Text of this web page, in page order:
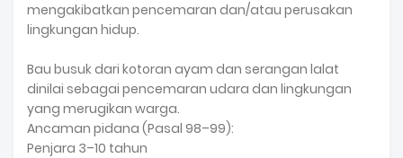
mengakibatkan pencemaran dan/atau perusakan
lingkungan hidup.
Bau busuk dari kotoran ayam dan serangan lalat
dinilai sebagai pencemaran udara dan lingkungan
yang merugikan warga.
Ancaman pidana (Pasal 98–99):
Penjara 3–10 tahun